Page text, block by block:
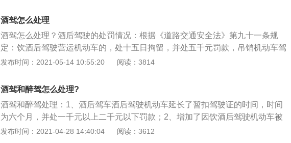
各类车型的规定：1、申请增加中型客车准驾车型的，已取得驾驶城市公交车、
大型货车、小型汽车、小型自动挡汽车、低速载货汽车或者三轮汽车准驾车型资
格三年以上，并在申请前最近连续三个记分周期内没有记满12分记录；2、申请
增加牵引车准驾车型的，已取得驾驶中型客车或者大型货车准驾车型资格三年以
上，或者取得驾驶大型客车准驾车型资格一年以上，并在申请前最近连续三个记
型客车城市公交车或者大型货车准驾车型资格五年以上，或者取得驾驶牵引车准
驾车型资格二年以上，并在申请前最近连续五个记分周期内没有记满12分记录。
酒驾怎么处理
酒驾怎么处理？酒后驾驶的处罚情况：根据《道路交通安全法》第九十一条规
定：饮酒后驾驶营运机动车的，处十五日拘留，并处五千元罚款，吊销机动车驾
驶证，五年内不得重新取得机动车驾驶证。饮酒后驾驶机动车的，处暂扣六个月
条规定：1、饮酒后驾驶营运机动车的，处十五日拘留，并处五千元罚款，吊销
机动车驾驶证，五年内不得重新取得机动车驾驶证；2、饮酒后驾驶机动车的，
处暂扣六个月机动车驾驶证，并处一千元以上二千元以下罚款；3、因饮酒后驾
驶机动车被处罚，再次饮酒后驾驶机动车的，处十日以下拘留，并处一千元以上
二千元以下罚款，吊销机动车驾驶证；4、醉酒驾驶机动车的，五年内不得重新
发布时间：2021-05-14 10:55:20 阅读：3814
酒驾和醉驾怎么处理?
酒驾和醉驾处理：1、酒后驾车酒后驾驶机动车延长了暂扣驾驶证的时间，时间
为六个月，并处一千元以上二千元以下罚款；2、增加了因饮酒后驾驶机动车被
处罚，再次饮酒驾驶机动车的，处十日以下拘留，并处一千元以上二千元以下罚
发布时间：2021-04-28 14:40:04 阅读：3612